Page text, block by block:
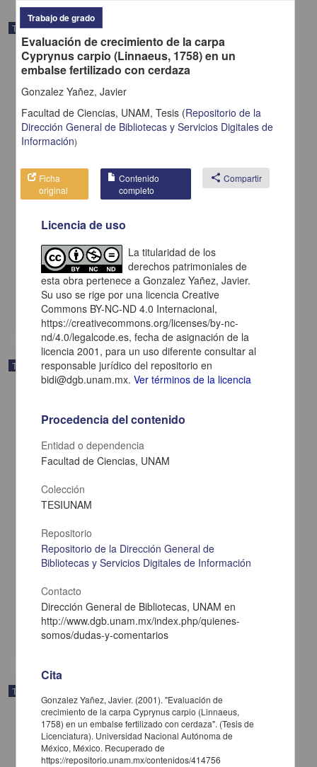
Trabajo de grado
juridica de excepcion
Estrada Reyes, Alejandro Francisco
Ciencias Sociales y Económicas
Trabajo de grado
Relaciones bilaterales Mexico-India de 1951 a 2000
Ruelas Valdes, Diana Maria
Ciencias Sociales y Económicas
Trabajo de grado
Trabajo de grado
Evaluación de crecimiento de la carpa
Cyprynus carpio (Linnaeus, 1758) en un
embalse fertilizado con cerdaza
Gonzalez Yañez, Javier
Facultad de Ciencias, UNAM, Tesis (Repositorio de la
Dirección General de Bibliotecas y Servicios Digitales de
Información)
Ficha
original
Contenido
completo
share Compartir
Licencia de uso
La titularidad de los
derechos patrimoniales de
esta obra pertenece a Gonzalez Yañez, Javier.
Su uso se rige por una licencia Creative
Commons BY-NC-ND 4.0 Internacional,
https://creativecommons.org/licenses/by-nc-
nd/4.0/legalcode.es, fecha de asignación de la
licencia 2001, para un uso diferente consultar al
responsable jurídico del repositorio en
bidi@dgb.unam.mx.Ver términos de la licencia
Procedencia del contenido
Entidad o dependencia
Facultad de Ciencias, UNAM
Colección
TESIUNAM
Repositorio
Repositorio de la Dirección General de
Bibliotecas y Servicios Digitales de Información
Contacto
Dirección General de Bibliotecas, UNAM en
http://www.dgb.unam.mx/index.php/quienes-
somos/dudas-y-comentarios
Cita
Gonzalez Yañez, Javier. (2001). "Evaluación de
crecimiento de la carpa Cyprynus carpio (Linnaeus,
1758) en un embalse fertilizado con cerdaza". (Tesis de
Licenciatura). Universidad Nacional Autónoma de
México, México. Recuperado de
https://repositorio.unam.mx/contenidos/414756